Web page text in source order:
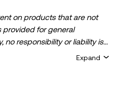
on products that are not
provided for general
no responsibility or liability is
or omission expressed
Expand